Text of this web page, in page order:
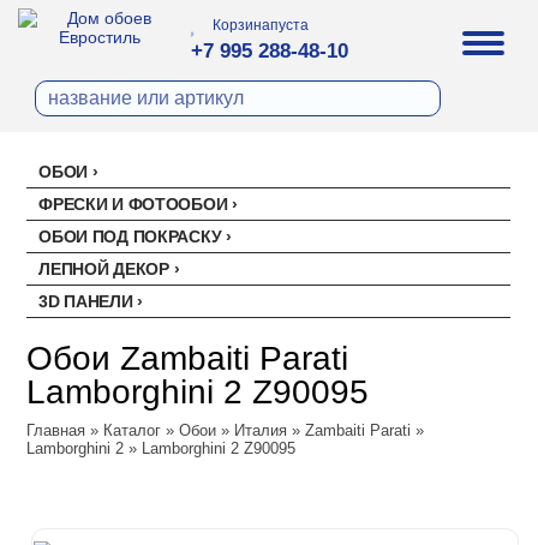
Корзинапуста
+7 995 288-48-10
ОБОИ
Все обои
Палитра
Палитра
Erismann
Erismann
Артекс
Ateliero
Милласа
Ambient
Ambient Vol.2
Ambient Vol.3
Artsimple
Geometry
NC (Эн Си)
ФРЕСКИ И ФОТООБОИ
ОБОИ ПОД ПОКРАСКУ
Стеклохолст малярный
Ремонтный флизелин
ЛЕПНОЙ ДЕКОР
Перфект
3D ПАНЕЛИ
Панели под покраску
Цветные панели
Обои Zambaiti Parati
Lamborghini 2 Z90095
Главная » Каталог »Обои » Италия »Zambaiti Parati »
Lamborghini 2 » Lamborghini 2 Z90095